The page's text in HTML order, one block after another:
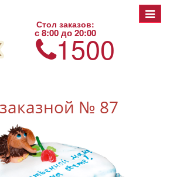
Toggle
Стол заказов:
с 8:00 до 20:00
1500
№ 87